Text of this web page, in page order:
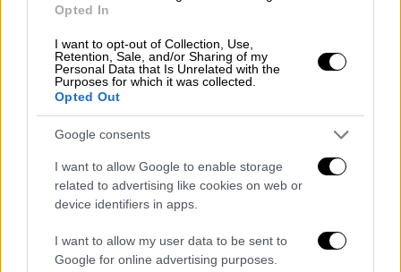
Opted In
I want to opt-out of Collection, Use,
Retention, Sale, and/or Sharing of my
Personal Data that Is Unrelated with the
Purposes for which it was collected.
Opted Out
Google consents
I want to allow Google to enable storage
related to advertising like cookies on web or
device identifiers in apps.
I want to allow my user data to be sent to
Google for online advertising purposes.
Ελλάδα|27.10.2024 23:01
Οδοιπορικό τιμής και μνήμης στα χωριά
της Ηπείρου όπου γράφτηκε το Έπος
του '40
Εδώ και κάποια χρόνια, επισκέπτες από την
Ελλάδα ταξιδεύουν στην Αλβανία για να
συναντήσουν την ιστορία στον χώρο αλλά
και για να αποτίσουν φόρο τιμής στους